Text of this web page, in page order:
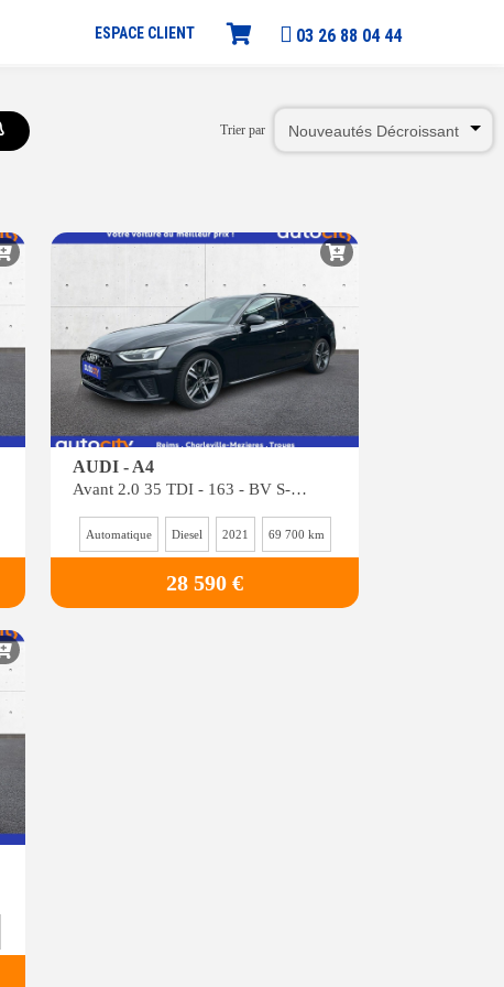
ESPACE CLIENT 03 26 88 04 44
Trier par
AUDI - A4
Avant 2.0 35 TDI - 163 - BV S-tronic AVANT BREAK S line
Automatique Diesel 2021 69 700 km
28 590 €